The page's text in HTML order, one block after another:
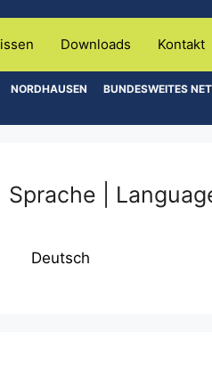
Downloads Kontakt
NORDHAUSEN BUNDESWEITES
Sprache |
Deutsch